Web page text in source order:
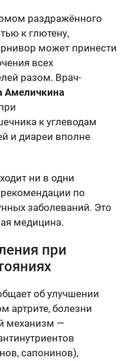
раздражённого
к глютену,
может принести
всех
разом. Врач-
Амеличкина
к углеводам
и диареи вполне
ни в одни
по
заболеваний. Это
медицина.
при
об улучшении
артрите, болезни
механизм —
сапонинов),